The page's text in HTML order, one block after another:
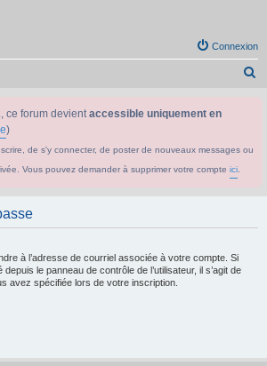
Connexion
, ce forum devientaccessible uniquement en
)
de s'y connecter, de poster de nouveaux messages ou
Vous pouvez demander à supprimer votre compte ici
à l’adresse de courriel associée à votre compte. Si
le panneau de contrôle de l’utilisateur, il s’agit de
avez spécifiée lors de votre inscription.